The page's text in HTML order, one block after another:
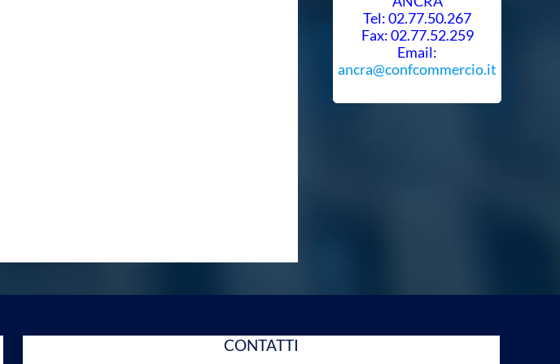
Tel: 02.77.50.267
Fax: 02.77.52.259
Email:
ancra@confcommercio.it
CONTATTI